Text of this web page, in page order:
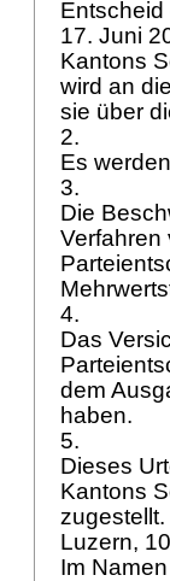
17. Juni
Kantons
wird an
sie über
2.
Es
3.
Die
Verfahren
4.
Das
dem
haben.
5.
Dieses
Kantons
zugestellt.
Luzern,
Im